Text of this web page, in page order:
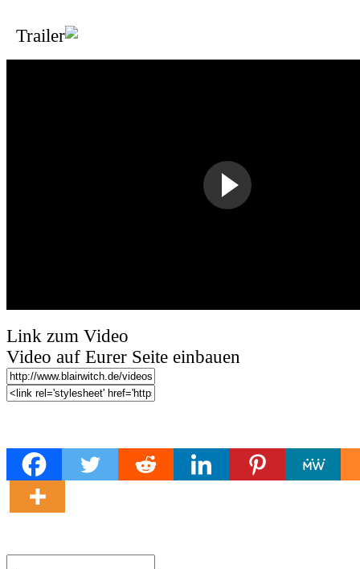
Trailer
Link zum Video
Video auf Eurer Seite einbauen